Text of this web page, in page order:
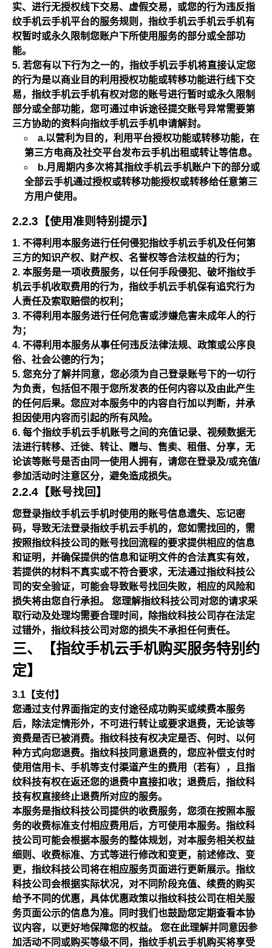
实、进行无授权线下交易、虚假交易，或您的行为违反指
纹手机云手机平台的服务规则，指纹手机云手机云手机有
权暂时或永久限制您账户下所使用服务的部分或全部功
能。
若您有以下行为之一的，指纹手机云手机将直接认定您
的行为是以商业目的利用授权功能或转移功能进行线下交
易，指纹手机云手机有权对您的账号进行暂时或永久限制
部分或全部功能，您可通过申诉途径提交账号异常需要第
三方协助的资料向指纹手机云手机申请解封。
a.以营利为目的，利用平台授权功能或转移功能，在
第三方电商及社交平台发布云手机出租或转让等信息。
b.月周期内多次将其指纹手机云手机账户下的部分或
全部云手机通过授权或转移功能授权或转移给任意第三
方用户使用。
2.2.3【使用准则特别提示】
不得利用本服务进行任何侵犯指纹手机云手机及任何第
三方的知识产权、财产权、名誉权等合法权益的行为；
本服务是一项收费服务，以任何手段侵犯、破坏指纹手
机云手机收取费用的行为，指纹手机云手机保有追究行为
人责任及索取赔偿的权利；
不得利用本服务进行任何危害或涉嫌危害未成年人的行
为；
不得利用本服务从事任何违反法律法规、政策或公序良
俗、社会公德的行为；
您充分了解并同意，您必须为自己登录账号下的一切行
为负责，包括但不限于您所发表的任何内容以及由此产生
的任何后果。您应对本服务中的内容自行加以判断，并承
担因使用内容而引起的所有风险。
每个指纹手机云手机账号之间的充值记录、视频数据无
法进行转移、迁徙、转让、赠与、售卖、租借、分享，无
论该等账号是否由同一使用人拥有，请您在登录及/或充值/
参加活动时注意区分，避免造成损失。
2.2.4【账号找回】
您登录指纹手机云手机时使用的账号信息遗失、忘记密
码，导致无法登录指纹手机云手机的，您如需找回的，需
按照指纹科技公司的账号找回流程的要求提供相应的信息
和证明，并确保提供的信息和证明文件的合法真实有效，
若提供的材料不真实或不符合要求，无法通过指纹科技公
司的安全验证，可能会导致账号找回失败，相应的风险和
损失将由您自行承担。 您理解指纹科技公司对您的请求采
取行动及处理均需要合理时间，除指纹科技公司存在法定
过错外，指纹科技公司对您的损失不承担任何责任。
三、【指纹手机云手机购买服务特别约
定】
3.1【支付】
您通过支付界面指定的支付途径成功购买或续费本服务
后，除法定情形外，不可进行转让或要求退费，无论该等
资费是否已被消费。指纹科技有权决定是否、何时、以何
种方式向您退费。指纹科技同意退费的，您应补偿支付时
使用信用卡、手机等支付渠道产生的费用（若有），且指
纹科技有权在返还您的退费中直接扣收；退费后，指纹科
技有权直接终止退费所对应的服务。
本服务是指纹科技公司提供的收费服务，您须在按照本服
务的收费标准支付相应费用后，方可使用本服务。指纹科
技公司可能会根据本服务的整体规划，对本服务相关权益
细则、收费标准、方式等进行修改和变更，前述修改、变
更，指纹科技公司将在相应服务页面进行更新展示。指纹
科技公司会根据实际状况，对不同阶段充值、续费的购买
给予不同的优惠，具体优惠政策以指纹科技公司在相关服
务页面公示的信息为准。同时我们也鼓励您定期查看本协
议内容，以更好地保障您的权益。 您在此理解并同意因参
加活动不同或购买等级不同，指纹手机云手机购买将享受